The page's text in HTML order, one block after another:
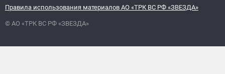
Правила использования материалов АО «ТРК ВС РФ «ЗВЕЗДА»
© АО «ТРК ВС РФ «ЗВЕЗДА»